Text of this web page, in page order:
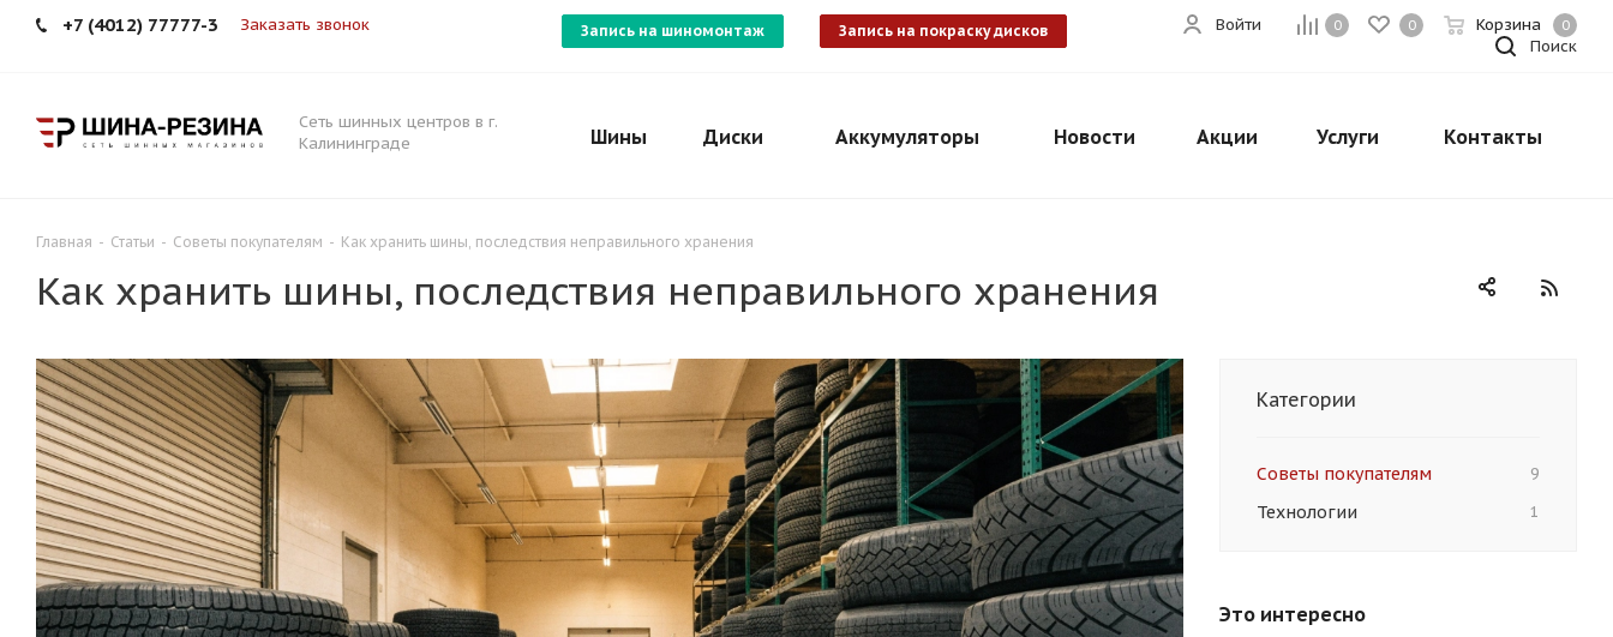
+7 (4012) 77777-3 Заказать звонок 0 0 Корзина 0
Войти
Запись на шиномонтаж Запись на покраску дисков
Поиск
Сеть шинных центров в г.
Калининграде
Шины Диски Аккумуляторы Новости Акции Услуги Контакты
Главная - Статьи - Советы покупателям - Как хранить шины, последствия неправильного хранения
Как хранить шины, последствия неправильного хранения
Категории
Советы покупателям 9
Технологии 1
Это интересно